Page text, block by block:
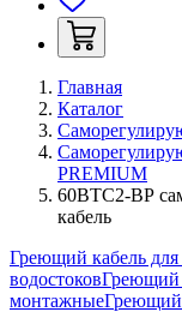
Главная
Каталог
PREMIUM
60ВТС2-ВР
кабель
Греющий кабель для
водостоковГреющий
монтажные